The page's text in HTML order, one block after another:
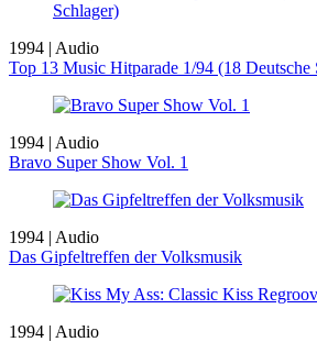
1994 | Audio
Top 13 Music Hitparade 1/94 (18 Deutsche
1994 | Audio
Bravo Super Show Vol. 1
1994 | Audio
Das Gipfeltreffen der Volksmusik
1994 | Audio